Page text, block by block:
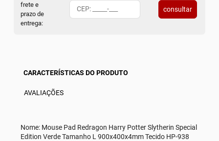
frete e
prazo de
entrega:
consultar
CARACTERÍSTICAS DO PRODUTO
AVALIAÇÕES
Nome: Mouse Pad Redragon Harry Potter Slytherin Special
Edition Verde Tamanho L 900x400x4mm Tecido HP-938